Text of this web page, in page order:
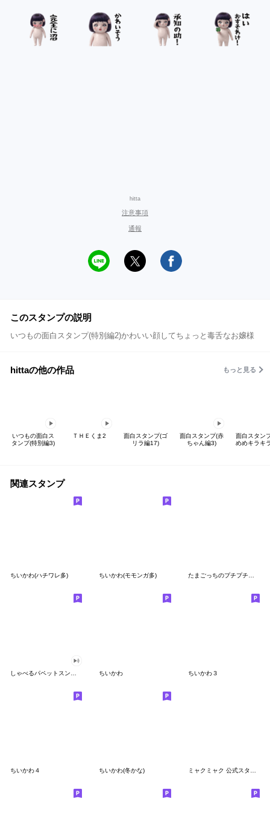
hitta
注意事項
通報
このスタンプの説明
いつもの面白スタンプ(特別編2)かわいい顔してちょっと毒舌なお嬢様
hittaの他の作品 もっと見る
いつもの面白ス
タンプ(特別編3)
ＴＨＥくま2
面白スタンプ(ゴ
リラ編17)
面白スタンプ(赤
ちゃん編3)
面白スタン
めめキラキ
関連スタンプ
ちいかわ(ハチワレ多) ちいかわ(モモンガ多) たまごっちのプチプチおみせっち
ちいかわ ちいかわ３
ちいかわ４ ちいかわ(冬かな)